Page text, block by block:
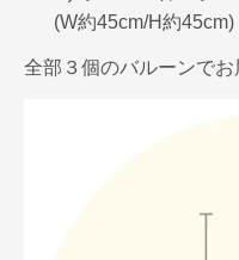
(W約45cm/H約45cm)
全部３個のバルーンでお